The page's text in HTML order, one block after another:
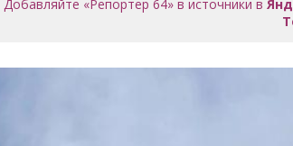
Добавляйте «Репортер 64» в источники в